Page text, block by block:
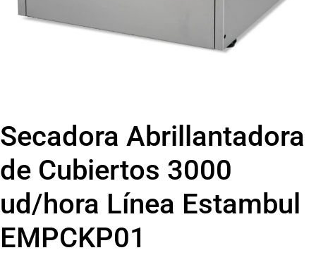
Secadora Abrillantadora
de Cubiertos 3000
ud/hora Línea Estambul
EMPCKP01